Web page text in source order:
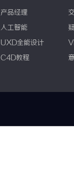
产品经理
人工智能
UXD全能设计
C4D教程